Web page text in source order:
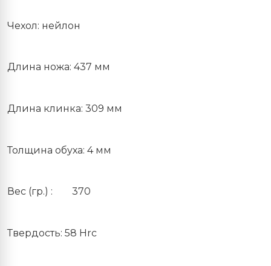
Чехол: нейлон
Длина ножа: 437 мм
Длина клинка: 309 мм
Толщина обуха: 4 мм
Вес (гр.) : 370
Твердость: 58 Hrc